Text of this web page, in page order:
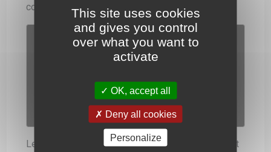
code dans le fichier functions.php :
function montheme_scripts(){
add_action('wp_enqueue_scripts',
'montheme_scripts');
Le code ci-dessus permet d’activer le chargement
This site uses cookies
and gives you control
over what you want to
activate
OK, accept all
Deny all cookies
Personalize